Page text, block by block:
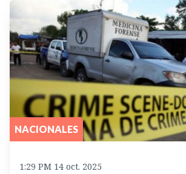
NACIONALES
1:29 PM 14 oct. 2025